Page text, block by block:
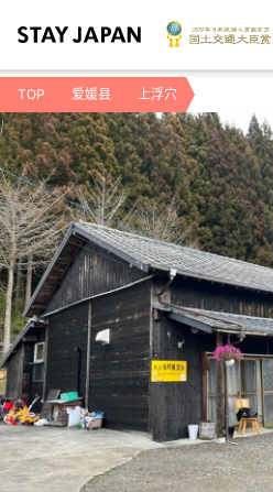
TOP 爱媛县 上浮穴